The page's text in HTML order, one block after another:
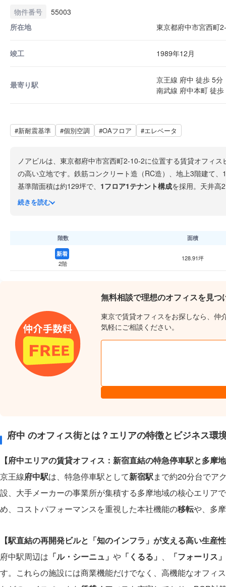
物件番号
55003
所在地
東京都府中市宮西町
竣工 1989年12月
最寄り駅
京王線 府中 徒歩 5分
南武線 府中本町 徒歩
#新耐震基準 #個別空調 #OAフロア #エレベータ
ノアビルは、東京都府中市宮西町2-10-2に位置する賃貸オフィ
の高い立地です。鉄筋コンクリート造（RC造）、地上3階建て
基準階面積は約129坪で、 1フロア1テナント構成を採用。天井高
整っています。エレベーターは11人乗り1基で24時間使用可能で
続きを読む
階数 面積
新着
2階
128.91坪
無料相談で理想のオフィスを見つ
東京で賃貸オフィスをお探しなら、仲
気軽にご相談ください。
府中 のオフィス街とは？エリアの特徴とビジネス環
【府中エリアの賃貸オフィス：新宿直結の特急停車駅と多摩
京王線府中駅は、特急停車駅として新宿駅まで約20分台でア
設、大手メーカーの事業所が集積する多摩地域の核心エリア
め、コストパフォーマンスを重視した本社機能の移転や、多
【駅直結の再開発ビルと「知のインフラ」が支える高い生産
府中駅周辺は 「ル・シーニュ」 や 「くるる」 、
「フォーリス」
す。これらの施設には商業機能だけでなく、高機能なオフィ